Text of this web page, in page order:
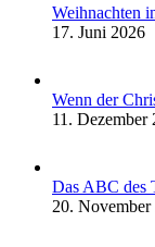
Weihnachten
17. Juni 2026
Wenn der
11. Dezember
Das ABC des
20. November